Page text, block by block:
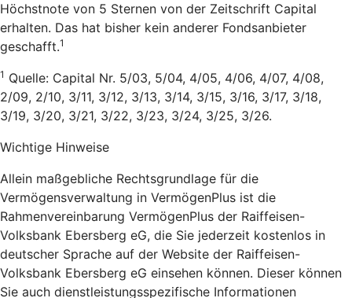
Höchstnote von 5 Sternen von der Zeitschrift Capital
erhalten. Das hat bisher kein anderer Fondsanbieter
geschafft.1
1 Quelle: Capital Nr. 5/03, 5/04, 4/05, 4/06, 4/07, 4/08,
2/09, 2/10, 3/11, 3/12, 3/13, 3/14, 3/15, 3/16, 3/17, 3/18,
3/19, 3/20, 3/21, 3/22, 3/23, 3/24, 3/25, 3/26.
Wichtige Hinweise
Allein maßgebliche Rechtsgrundlage für die
Vermögensverwaltung in VermögenPlus ist die
Rahmenvereinbarung VermögenPlus der Raiffeisen-
Volksbank Ebersberg eG, die Sie jederzeit kostenlos in
deutscher Sprache auf der Website der Raiffeisen-
Volksbank Ebersberg eG einsehen können. Dieser können
Sie auch dienstleistungsspezifische Informationen